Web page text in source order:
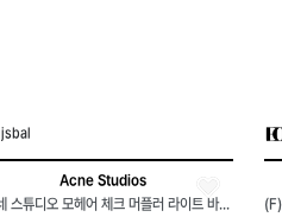
jsbal
Acne Studios
아크네 스튜디오 모헤어 체크 머플러 라이트 바닐라 베이지